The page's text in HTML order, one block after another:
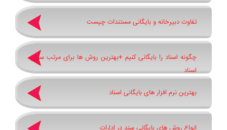
تفاوت دبیرخانه و بایگانی مستندات چیست
چگونه اسناد را بایگانی کنیم +بهترین روش ‌ها برای مرتب ‌سازی
اسناد
بهترین نرم ‌افزار های بایگانی اسناد